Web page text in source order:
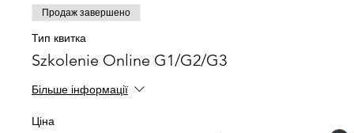
Продаж завершено
Тип квитка
Szkolenie Online G1/G2/G3
Більше інформації
Ціна